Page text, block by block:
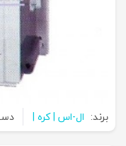
برند: ال-اس | کره |